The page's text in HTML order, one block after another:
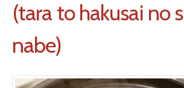
(tara to hakusai no
nabe)